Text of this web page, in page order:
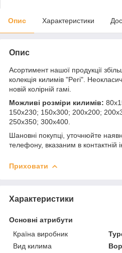
Опис Характеристики
Опис
Асортимент нашої продукції
колекція килимів "Peri".
новій колірній гамі.
Можливі розміри килимів:
150х230; 150х300; 200х200;
250х350; 300х400.
Шановні покупці, уточнюйте
телефону, вказаним в контактній
Приховати
Характеристики
Основні атрибути
Країна виробник
Вид килима